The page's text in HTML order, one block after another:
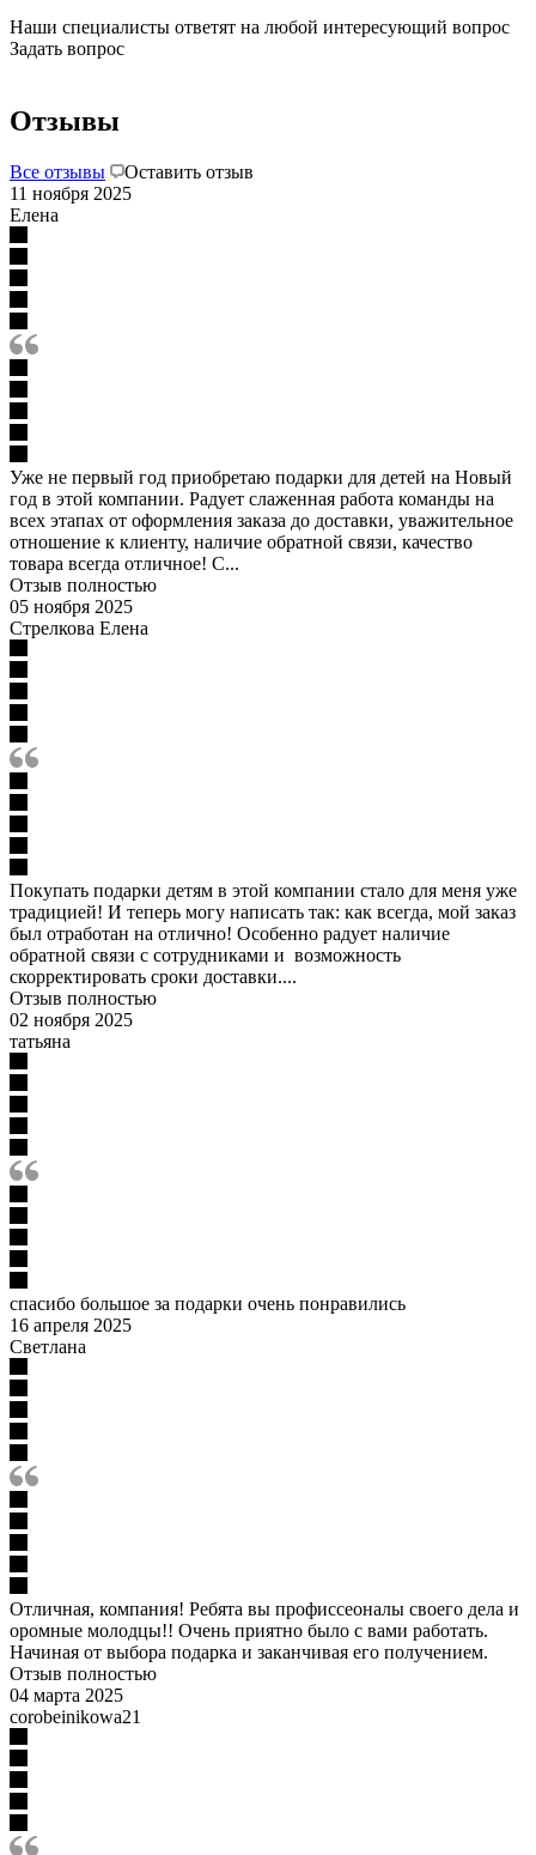
Наши специалисты ответят на любой интересующий вопрос
Задать вопрос
Отзывы
Все отзывы
Оставить отзыв
11 ноября 2025
Елена
Уже не первый год приобретаю подарки для детей на Новый
год в этой компании. Радует слаженная работа команды на
всех этапах от оформления заказа до доставки, уважительное
отношение к клиенту, наличие обратной связи, качество
товара всегда отличное! С...
Отзыв полностью
05 ноября 2025
Стрелкова Елена
Покупать подарки детям в этой компании стало для меня уже
традицией! И теперь могу написать так: как всегда, мой заказ
был отработан на отлично! Особенно радует наличие
обратной связи с сотрудниками и возможность
скорректировать сроки доставки....
Отзыв полностью
02 ноября 2025
татьяна
спасибо большое за подарки очень понравились
16 апреля 2025
Светлана
Отличная, компания! Ребята вы профиссеоналы своего дела и
оромные молодцы!! Очень приятно было с вами работать.
Начиная от выбора подарка и заканчивая его получением.
Отзыв полностью
04 марта 2025
corobeinikowa21